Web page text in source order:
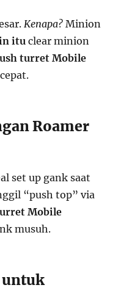
Kenapa? Minion
itu clear minion
turret Mobile
Roamer
set up gank saat
“push top” via
Mobile
musuh.
untuk